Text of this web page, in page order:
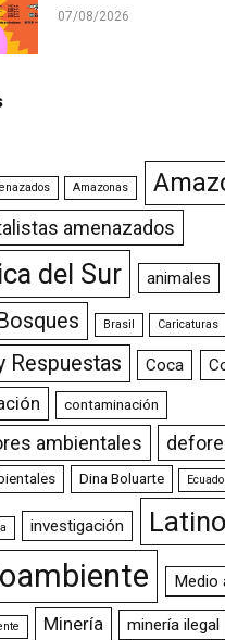
07/08/2026
Amazonas
amenazados
del Sur animales
Bosques Brasil Caricaturas
Respuestas Coca
contaminación
ambientales
Dina Boluarte
investigación
Medio
Minería minería ilegal